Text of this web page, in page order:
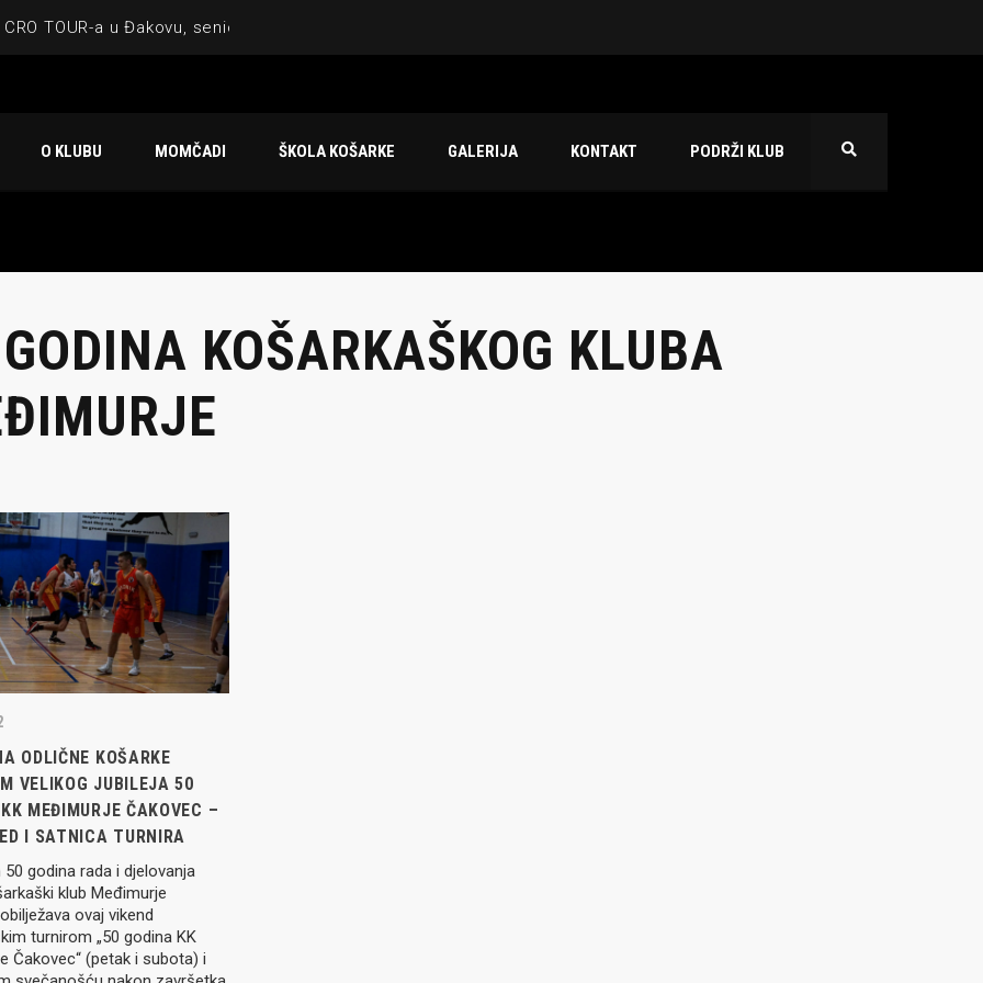
TOUR-a u Đakovu, seniorska ekipa 3×3 osvojila Krbulju
atraktivnu NCAA ekipu OBU Bison
O KLUBU MOMČADI ŠKOLA KOŠARKE GALERIJA KONTAKT PODRŽI KLUB
KOŠARKAŠKOG KLUBA
ODLIČNE KOŠARKE
VELIKOG JUBILEJA 50
MEĐIMURJE ČAKOVEC –
I SATNICA TURNIRA
50 godina rada i djelovanja
klub Međimurje
ovaj vikend
turnirom „50 godina KK
Čakovec“ (petak i subota) i
OBJAVE
U14 na završnici CRO
Krbulju
trener seniorske
trenerski stožer
u revijalnoj utakmici